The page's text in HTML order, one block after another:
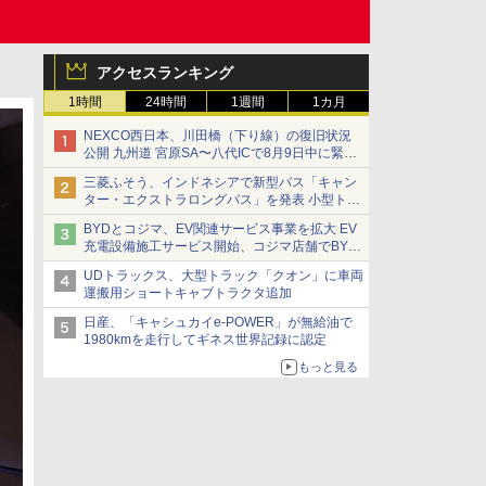
アクセスランキング
1時間 24時間 1週間 1カ月
NEXCO西日本、川田橋（下り線）の復旧状況
公開 九州道 宮原SA〜八代ICで8月9日中に緊急
車両を通行可能に
三菱ふそう、インドネシアで新型バス「キャン
ター・エクストラロングバス」を発表 小型トラ
ックベースの観光・旅客輸送向けバス
BYDとコジマ、EV関連サービス事業を拡大 EV
充電設備施工サービス開始、コジマ店舗でBYD
車の展示・試乗イベントを強化
UDトラックス、大型トラック「クオン」に車両
運搬用ショートキャブトラクタ追加
日産、「キャシュカイe-POWER」が無給油で
1980kmを走行してギネス世界記録に認定
もっと見る